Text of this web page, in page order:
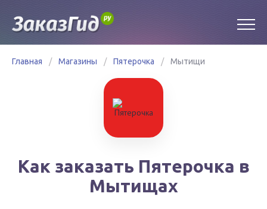
Главная / Магазины / Пятерочка / Мытищи
Как заказать Пятерочка в
Мытищах